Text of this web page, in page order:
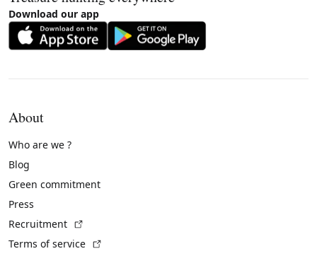
Download our app
About
Who are we ?
Blog
Green commitment
Press
Recruitment
Terms of service